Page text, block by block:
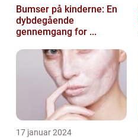
Bumser på kinderne: En
dybdegående
gennemgang for ...
17 januar 2024